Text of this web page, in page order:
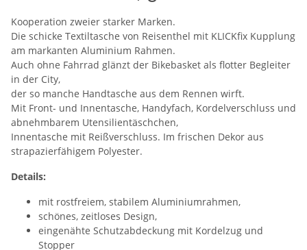
Kooperation zweier starker Marken.
Die schicke Textiltasche von Reisenthel mit KLICKfix Kupplung
am markanten Aluminium Rahmen.
Auch ohne Fahrrad glänzt der Bikebasket als flotter Begleiter
in der City,
der so manche Handtasche aus dem Rennen wirft.
Mit Front- und Innentasche, Handyfach, Kordelverschluss und
abnehmbarem Utensilientäschchen,
Innentasche mit Reißverschluss. Im frischen Dekor aus
strapazierfähigem Polyester.
Details:
mit rostfreiem, stabilem Aluminiumrahmen,
schönes, zeitloses Design,
eingenähte Schutzabdeckung mit Kordelzug und
Stopper